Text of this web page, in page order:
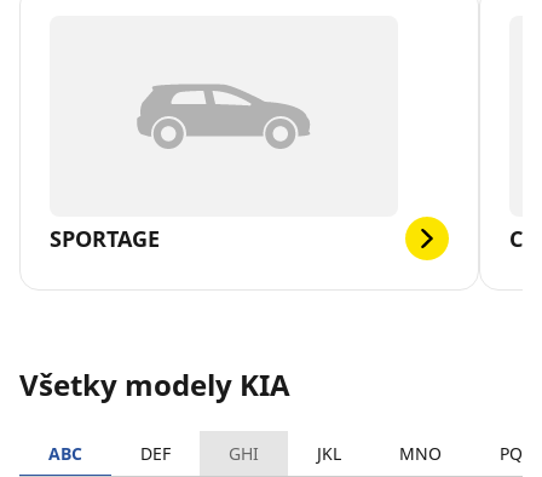
SPORTAGE
Všetky modely KIA
ABC DEF GHI JKL MNO PQRS